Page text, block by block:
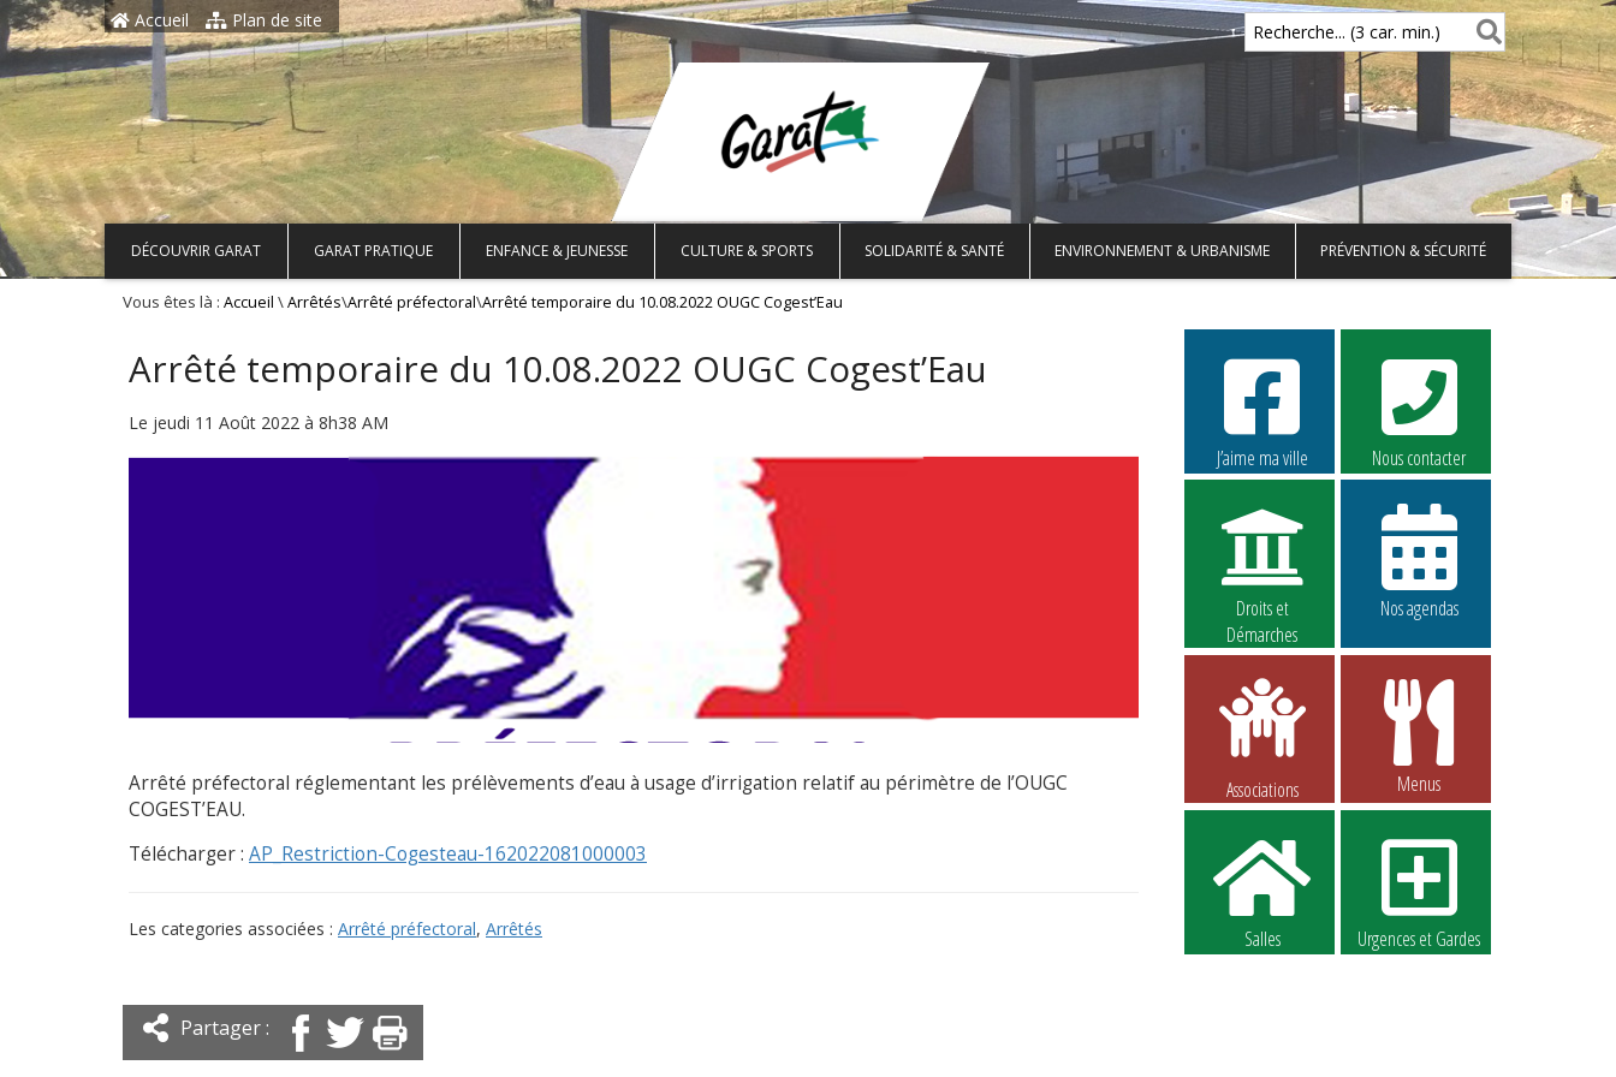
Aller au contenu principal
Accueil Plan de site
Recherche... (3 car. min.)
DÉCOUVRIR GARAT GARAT PRATIQUE ENFANCE & JEUNESSE CULTURE & SPORTS SOLIDARITÉ & SANTÉ ENVIRONNEMENT & URBANISME PRÉVENTION & SÉCURITÉ
Vous êtes là : Accueil \Arrêtés\Arrêté préfectoral\Arrêté temporaire du 10.08.2022 OUGC Cogest’Eau
Arrêté temporaire du 10.08.2022 OUGC Cogest’Eau
Le jeudi 11 Août 2022 à 8h38 AM
Arrêté préfectoral réglementant les prélèvements d’eau à usage d’irrigation relatif au périmètre de l’OUGC
COGEST’EAU.
Télécharger : AP_Restriction-Cogesteau-162022081000003
Les categories associées : Arrêté préfectoral, Arrêtés
J’aime ma ville Nous contacter
Droits et
Démarches
Nos agendas
Associations Menus
Salles Urgences et Gardes
Partager :